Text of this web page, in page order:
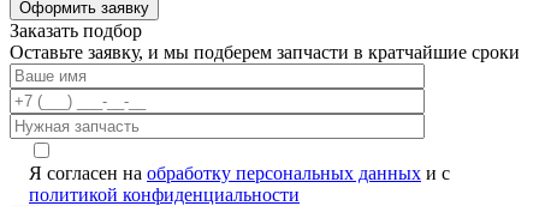
Заказать подбор
Оставьте заявку, и мы подберем запчасти в кратчайшие сроки
Я согласен на обработку персональных данных и с
политикой конфиденциальности